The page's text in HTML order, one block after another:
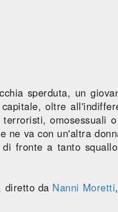
sperduta, un
oltre
omosessuali
ne va con un'altra
fronte a tanto
diretto da Nanni Moretti